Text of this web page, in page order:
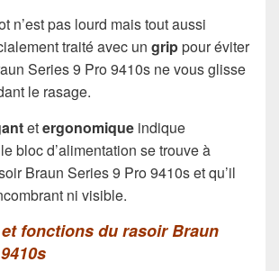
n’est pas lourd mais tout aussi
traité avec un grippour éviter
Series 9 Pro 9410s ne vous glisse
le rasage.
etergonomique indique
bloc d’alimentation se trouve à
Braun Series 9 Pro 9410s et qu’il
ni visible.
fonctions du rasoir Braun